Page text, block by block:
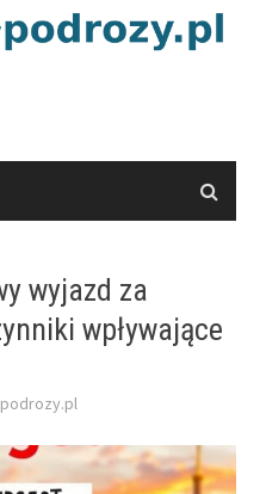
wyjazd za
wpływające